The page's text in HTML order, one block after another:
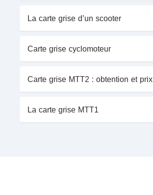
La carte grise d’un scooter
Carte grise cyclomoteur
Carte grise MTT2 : obtention et prix
La carte grise MTT1